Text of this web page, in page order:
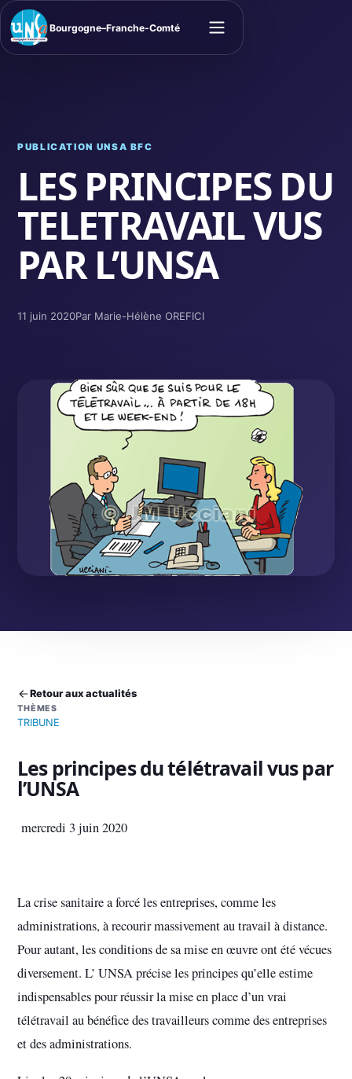
Bourgogne–Franche-Comté
Ouvrir le menu
PUBLICATION UNSA BFC
LES PRINCIPES DU
TELETRAVAIL VUS
PAR L’UNSA
11 juin 2020Par Marie-Hélène OREFICI
Retour aux actualités
THÈMES
TRIBUNE
Les principes du télétravail vus par
l’UNSA
mercredi 3 juin 2020
La crise sanitaire a forcé les entreprises, comme les
administrations, à recourir massivement au travail à distance.
Pour autant, les conditions de sa mise en œuvre ont été vécues
diversement. L’ UNSA précise les principes qu’elle estime
indispensables pour réussir la mise en place d’un vrai
télétravail au bénéfice des travailleurs comme des entreprises
et des administrations.